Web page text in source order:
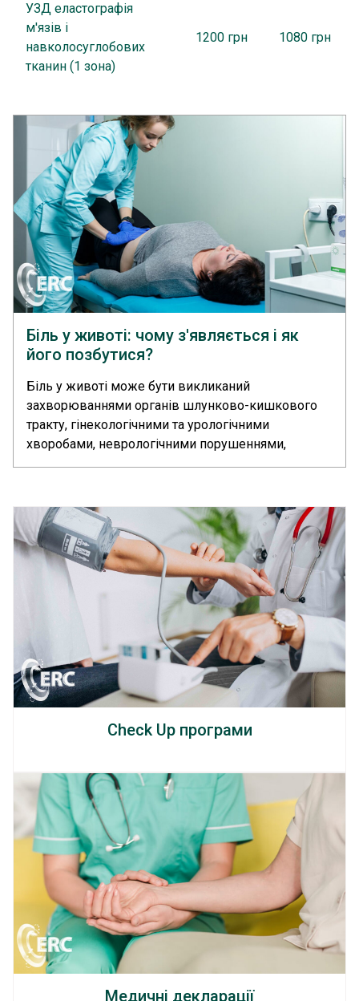
УЗД еластографія
м'язів і
навколосуглобових
тканин (1 зона)
1200 грн 1080 грн
Біль у животі: чому з'являється і як
його позбутися?
Біль у животі може бути викликаний
захворюваннями органів шлунково-кишкового
тракту, гінекологічними та урологічними
хворобами, неврологічними порушеннями,
менструацією, вагітністю, харчовими отруєннями
лікаря, терапевта або гастроентеролога.... >>
Check Up програми
Медичні декларації